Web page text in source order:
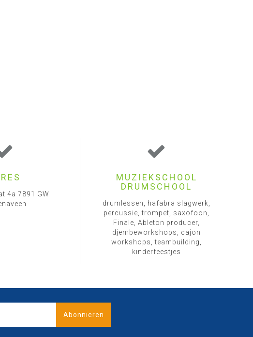
4a 7891 GW
MUZIEKSCHOOL
DRUMSCHOOL
drumlessen, hafabra slagwerk,
percussie, trompet, saxofoon,
Finale, Ableton producer,
djembeworkshops, cajon
workshops, teambuilding,
kinderfeestjes
Abonnieren